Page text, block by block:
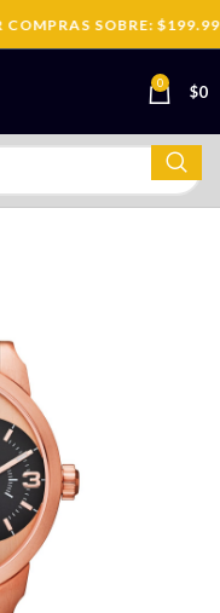
SOBRE: $199.990
0 $0